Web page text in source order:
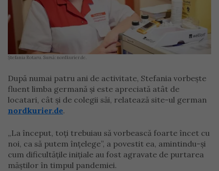
Ștefania Rotaru. Sursă: nordkurier.de.
După numai patru ani de activitate, Stefania vorbește
fluent limba germană și este apreciată atât de
locatari, cât și de colegii săi, relatează site-ul german
nordkurier.de.
„La început, toți trebuiau să vorbească foarte încet cu
noi, ca să putem înțelege”, a povestit ea, amintindu-și
cum dificultățile inițiale au fost agravate de purtarea
măștilor în timpul pandemiei.